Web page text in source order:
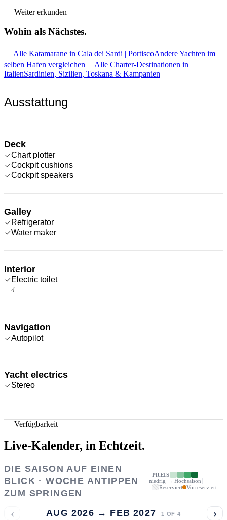
— Weiter erkunden
Wohin als Nächstes.
Alle Katamarane in Cala dei Sardi | PortiscoAndere Yachten im
selben Hafen vergleichen
Alle Charter-Destinationen in
ItalienSardinien, Sizilien, Toskana & Kampanien
Ausstattung
Deck
Chart plotter
Cockpit cushions
Cockpit speakers
Galley
Refrigerator
Water maker
Interior
Electric toilet
4
Navigation
Autopilot
Yacht electrics
Stereo
— Verfügbarkeit
Live-Kalender, in Echtzeit.
DIE SAISON AUF EINEN
BLICK · WOCHE ANTIPPEN
ZUM SPRINGEN
PREIS
niedrig → Hochsaison
Reserviert
Vorreserviert
‹ AUG 2026 → FEB 2027 1 OF 4 ›